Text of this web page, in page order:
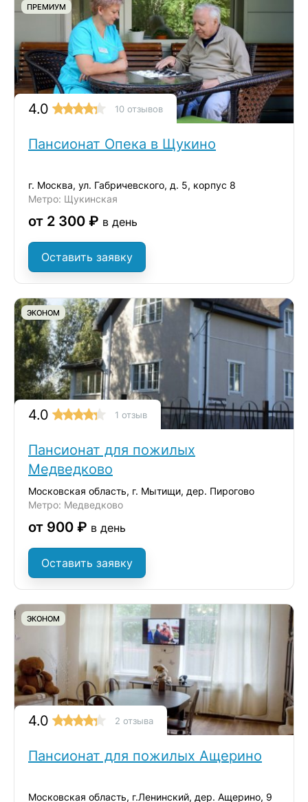
ПРЕМИУМ
4.0 10 отзывов
Пансионат Опека в Щукино
г. Москва, ул. Габричевского, д. 5, корпус 8
Метро: Щукинская
от 2 300 ₽ в день
Оставить заявку
ЭКОНОМ
4.0 1 отзыв
Пансионат для пожилых
Медведково
Московская область, г. Мытищи, дер. Пирогово
Метро: Медведково
от 900 ₽ в день
Оставить заявку
ЭКОНОМ
4.0 2 отзыва
Пансионат для пожилых Ащерино
Московская область, г.Ленинский, дер. Ащерино, 9